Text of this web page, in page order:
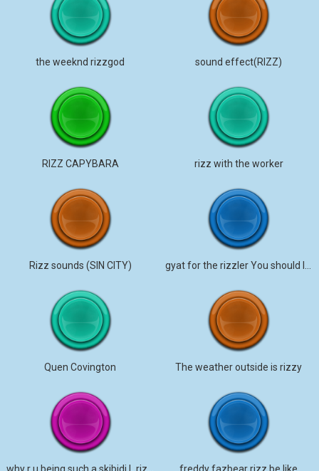
the weeknd rizzgod sound effect(RIZZ)
RIZZ CAPYBARA rizz with the worker
Rizz sounds (SIN CITY)
Quen Covington The weather outside is rizzy